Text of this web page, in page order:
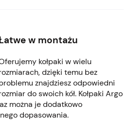
w montażu
kołpaki w wielu
dzięki temu bez
znajdziesz odpowiedni
do swoich kół. Kołpaki Argo
można je dodatkowo
dopasowania.